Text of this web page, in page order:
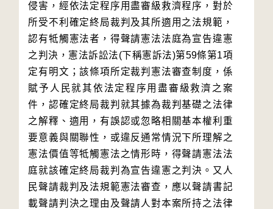
侵害，經依法定程序用盡審級救濟程序，對於
所受不利確定終局裁判及其所適用之法規範，
認有牴觸憲法者，得聲請憲法法庭為宣告違憲
之判決，憲法訴訟法(下稱憲訴法)第59條第1項
定有明文；該條項所定裁判憲法審查制度，係
賦予人民就其依法定程序用盡審級救濟之案
件，認確定終局裁判就其據為裁判基礎之法律
之解釋、適用，有誤認或忽略相關基本權利重
要意義與關聯性，或違反通常情況下所理解之
憲法價值等牴觸憲法之情形時，得聲請憲法法
庭就該確定終局裁判為宣告違憲之判決。又人
民聲請裁判及法規範憲法審查，應以聲請書記
載聲請判決之理由及聲請人對本案所持之法律